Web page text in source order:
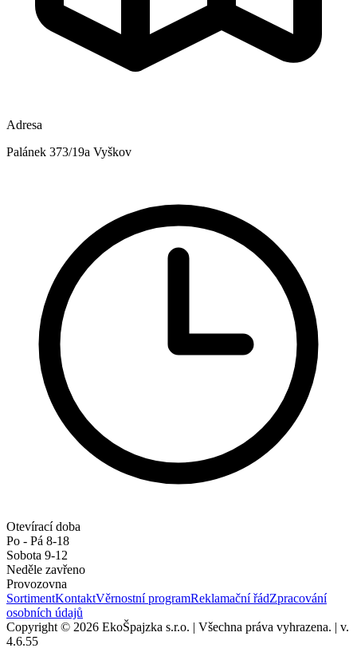
Adresa
Palánek 373/19a Vyškov
Otevírací doba
Po - Pá 8-18
Sobota 9-12
Neděle zavřeno
Provozovna
SortimentKontaktVěrnostní programReklamační řádZpracování
osobních údajů
Copyright © 2026 EkoŠpajzka s.r.o. | Všechna práva vyhrazena. | v.
4.6.55